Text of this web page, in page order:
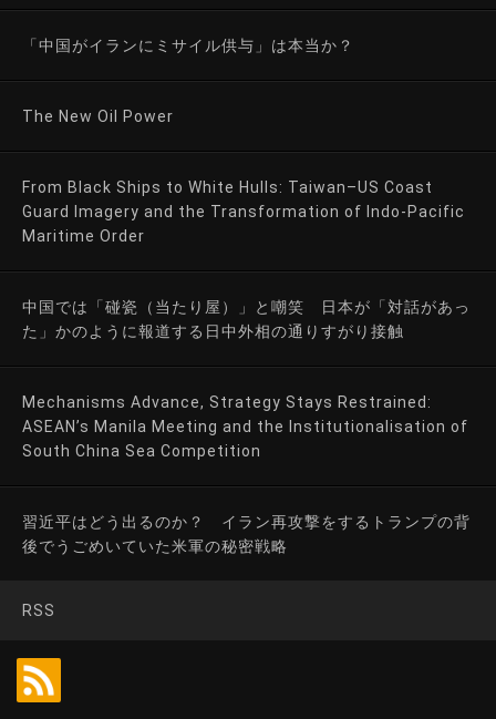
「中国がイランにミサイル供与」は本当か？
The New Oil Power
From Black Ships to White Hulls: Taiwan–US Coast
Guard Imagery and the Transformation of Indo-Pacific
Maritime Order
中国では「碰瓷（当たり屋）」と嘲笑 日本が「対話があっ
た」かのように報道する日中外相の通りすがり接触
Mechanisms Advance, Strategy Stays Restrained:
ASEAN’s Manila Meeting and the Institutionalisation of
South China Sea Competition
習近平はどう出るのか？ イラン再攻撃をするトランプの背
後でうごめいていた米軍の秘密戦略
RSS